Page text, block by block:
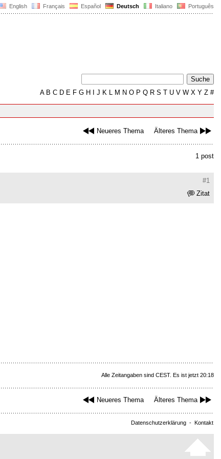
English Français Español Deutsch Italiano Português
AB C D E F G H J K L M N O P Q R S T U V W X Y Z #
Neueres Thema Älteres Thema
1 post
#1
Zitat
Alle Zeitangaben sind CEST. Es ist jetzt 20:18
Neueres Thema Älteres Thema
Datenschutzerklärung - Kontakt